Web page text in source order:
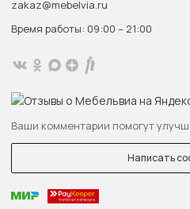
zakaz@mebelvia.ru
Время работы: 09:00 – 21:00
Ваши комментарии помогут
Написать